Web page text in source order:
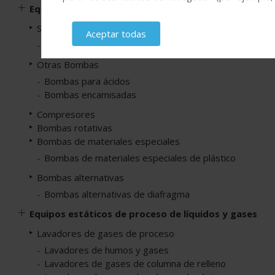
Equipos dinámicos de proceso de líquidos y gases
Soplantes y ventiladores
Ventiladores resistentes a la corrosión
Otras Bombas
Bombas para ácidos
Bombas encamisadas
Compresores
Bombas rotativas
Bombas de materiales especiales
Bombas de materiales especiales de plástico
Bombas alternativas
Bombas alternativas de diafragma
Equipos estáticos de proceso de líquidos y gases
Lavadores de gases de proceso
Lavadores de humos y gases
Lavadores de gases de columna de relleno
Aceptar todas